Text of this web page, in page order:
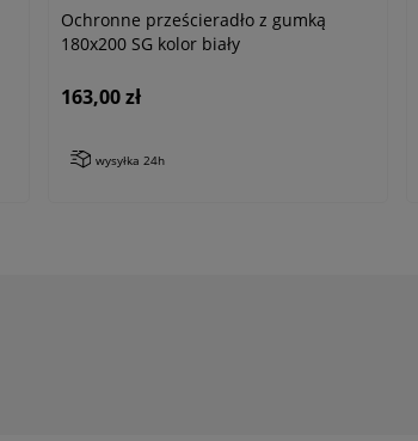
Ochronne prześcieradło z gumką
180x200 SG kolor biały
163,00 zł
wysyłka 24h